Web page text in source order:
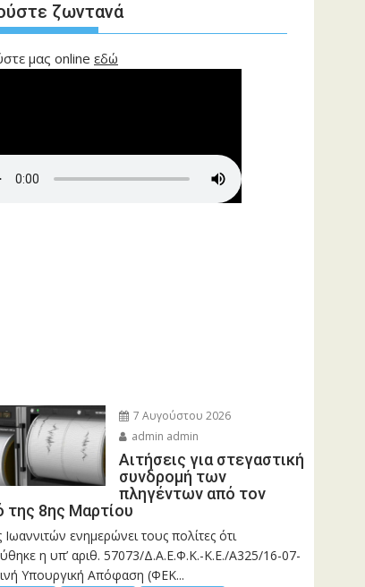
ζωντανά
μας online εδώ
7 Αυγούστου 2026
admin admin
Αιτήσεις για στεγαστική
συνδρομή των
πληγέντων από τον
της 8ης Μαρτίου
ενημερώνει τους πολίτες ότι
η υπ’ αριθ. 57073/Δ.Α.Ε.Φ.Κ.-Κ.Ε./Α325/16-07-
Υπουργική Απόφαση (ΦΕΚ...